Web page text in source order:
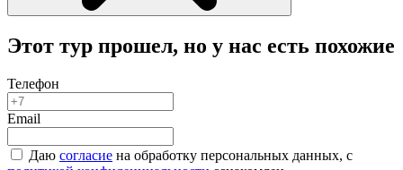
Этот тур прошел, но у нас есть похожие
Телефон
Email
Даю согласие на обработку персональных данных, с